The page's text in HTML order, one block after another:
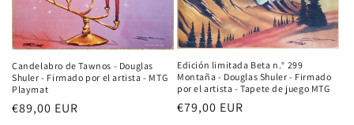
Candelabro de Tawnos - Douglas
Shuler - Firmado por el artista - MTG
Playmat
Precio
€89,00 EUR
Edición limitada Beta n.° 299
Montaña - Douglas Shuler - Firmado
por el artista - Tapete de juego MTG
Precio
€79,00 EUR